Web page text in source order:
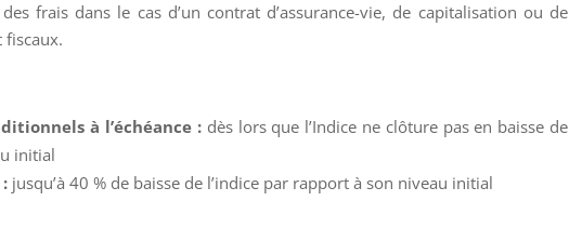
frais dans le cas d’un contrat d’assurance-vie, de capitalisation ou de
fiscaux.
à l’échéance :dès lors que l’Indice ne clôture pas en baisse de
initial
jusqu’à 40 % de baisse de l’indice par rapport à son niveau initial